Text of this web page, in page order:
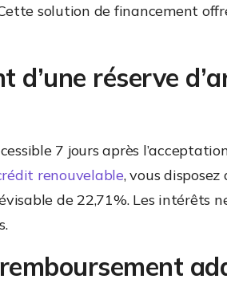
solution de financement
d’une réserve
7 jours après
renouvelable, vous
de 22,71%. Les intérêts